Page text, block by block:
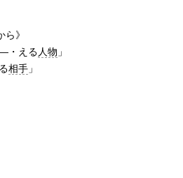
ら》
・える人物 」
相手 」